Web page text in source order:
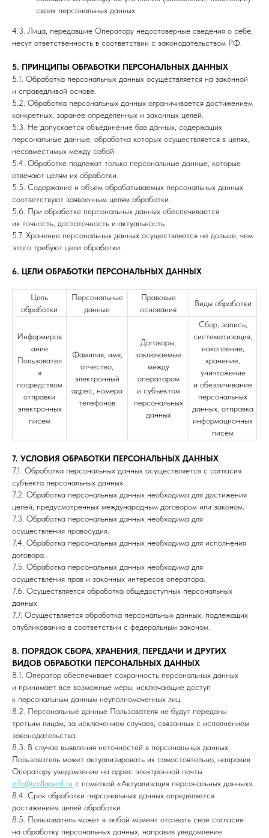
своих персональных данных.
4.3. Лица, передавшие Оператору недостоверные сведения о себе,
несут ответственность в соответствии с законодательством РФ.
5. ПРИНЦИПЫ ОБРАБОТКИ ПЕРСОНАЛЬНЫХ ДАННЫХ
5.1. Обработка персональных данных осуществляется на законной
и справедливой основе.
5.2. Обработка персональных данных ограничивается достижением
конкретных, заранее определенных и законных целей.
5.3. Не допускается объединение баз данных, содержащих
персональные данные, обработка которых осуществляется в целях,
несовместимых между собой.
5.4. Обработке подлежат только персональные данные, которые
отвечают целям их обработки.
5.5. Содержание и объем обрабатываемых персональных данных
соответствуют заявленным целям обработки.
5.6. При обработке персональных данных обеспечивается
их точность, достаточность и актуальность.
5.7. Хранение персональных данных осуществляется не дольше, чем
этого требуют цели обработки.
6. ЦЕЛИ ОБРАБОТКИ ПЕРСОНАЛЬНЫХ ДАННЫХ
Цель
обработки
Персональные
данные
Правовые
основания
Виды обработки
Информиров
ание
Пользовател
я
посредством
отправки
электронных
писем
Фамилия, имя,
отчество,
электронный
адрес, номера
телефонов
Договоры,
заключаемые
между
оператором
и субъектом
персональных
данных
Сбор, запись,
систематизация,
накопление,
хранение,
уничтожение
и обезличивание
персональных
данных, отправка
информационных
писем
7. УСЛОВИЯ ОБРАБОТКИ ПЕРСОНАЛЬНЫХ ДАННЫХ
7.1. Обработка персональных данных осуществляется с согласия
субъекта персональных данных.
7.2. Обработка персональных данных необходима для достижения
целей, предусмотренных международным договором или законом.
7.3. Обработка персональных данных необходима для
осуществления правосудия.
7.4. Обработка персональных данных необходима для исполнения
договора.
7.5. Обработка персональных данных необходима для
осуществления прав и законных интересов оператора.
7.6. Осуществляется обработка общедоступных персональных
данных.
7.7. Осуществляется обработка персональных данных, подлежащих
опубликованию в соответствии с федеральным законом.
8. ПОРЯДОК СБОРА, ХРАНЕНИЯ, ПЕРЕДАЧИ И ДРУГИХ
ВИДОВ ОБРАБОТКИ ПЕРСОНАЛЬНЫХ ДАННЫХ
8.1. Оператор обеспечивает сохранность персональных данных
и принимает все возможные меры, исключающие доступ
к персональным данным неуполномоченных лиц.
8.2. Персональные данные Пользователя не будут переданы
третьим лицам, за исключением случаев, связанных с исполнением
законодательства.
8.3. В случае выявления неточностей в персональных данных,
Пользователь может актуализировать их самостоятельно, направив
Оператору уведомление на адрес электронной почты
info@collagen1.ru с пометкой «Актуализация персональных данных».
8.4. Срок обработки персональных данных определяется
достижением целей обработки.
8.5. Пользователь может в любой момент отозвать свое согласие
на обработку персональных данных, направив уведомление